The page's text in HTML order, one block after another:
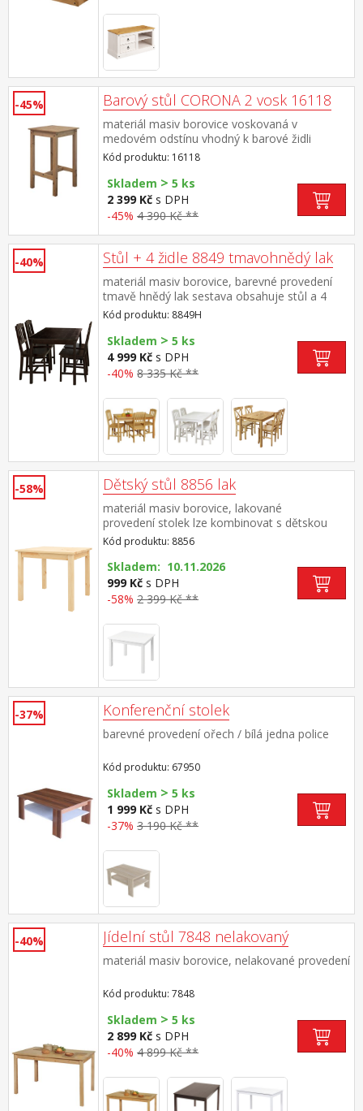
-45% Barový stůl CORONA 2 vosk 16118
materiál masiv borovice voskovaná v
medovém odstínu vhodný k barové židli
CORONA 2 vosk 1628 součást sestavy
Corona 2
Kód produktu: 16118
Skladem > 5 ks
2 399 Kč s DPH
-45% 4 390 Kč **
-40% Stůl + 4 židle 8849 tmavohnědý lak
materiál masiv borovice, barevné provedení
tmavě hnědý lak sestava obsahuje stůl a 4
židle, výška sedu židle 45 cm rozměr stolu
(š/h/v) 118 × 75 × 73 cm rozměr židle (š/h/v)
41 × 42 × 86 cm
Kód produktu: 8849H
Skladem > 5 ks
4 999 Kč s DPH
-40% 8 335 Kč **
-58% Dětský stůl 8856 lak
materiál masiv borovice, lakované
provedení stolek lze kombinovat s dětskou
židličkou 8866 vhodné pro děti od 3 let
Kód produktu: 8856
Skladem: 10.11.2026
999 Kč s DPH
-58% 2 399 Kč **
-37% Konferenční stolek
barevné provedení ořech / bílá jedna police
Kód produktu: 67950
Skladem > 5 ks
1 999 Kč s DPH
-37% 3 190 Kč **
-40% Jídelní stůl 7848 nelakovaný
materiál masiv borovice, nelakované provedení
Kód produktu: 7848
Skladem > 5 ks
2 899 Kč s DPH
-40% 4 899 Kč **